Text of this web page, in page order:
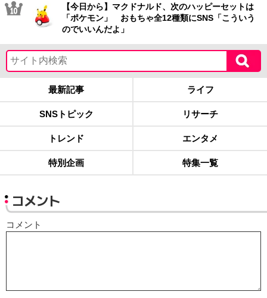
【今日から】マクドナルド、次のハッピーセットは
「ポケモン」 おもちゃ全12種類にSNS「こういう
のでいいんだよ」
最新記事 ライフ
SNSトピック リサーチ
トレンド エンタメ
特別企画 特集一覧
コメント
コメント